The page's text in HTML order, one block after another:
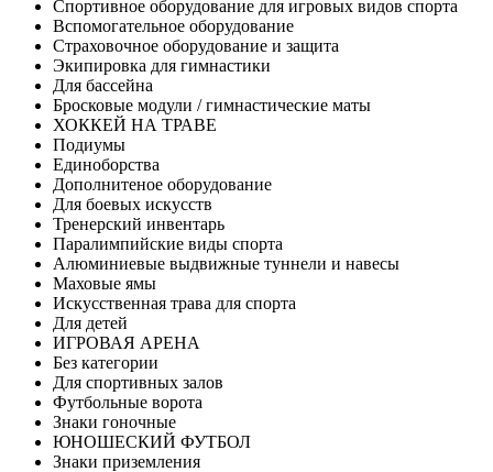
Спортивное оборудование для игровых видов спорта
Вспомогательное оборудование
Страховочное оборудование и защита
Экипировка для гимнастики
Для бассейна
Бросковые модули / гимнастические маты
ХОККЕЙ НА ТРАВЕ
Подиумы
Единоборства
Дополнитеное оборудование
Для боевых искусств
Тренерский инвентарь
Паралимпийские виды спорта
Алюминиевые выдвижные туннели и навесы
Маховые ямы
Искусственная трава для спорта
Для детей
ИГРОВАЯ АРЕНА
Без категории
Для спортивных залов
Футбольные ворота
Знаки гоночные
ЮНОШЕСКИЙ ФУТБОЛ
Знаки приземления